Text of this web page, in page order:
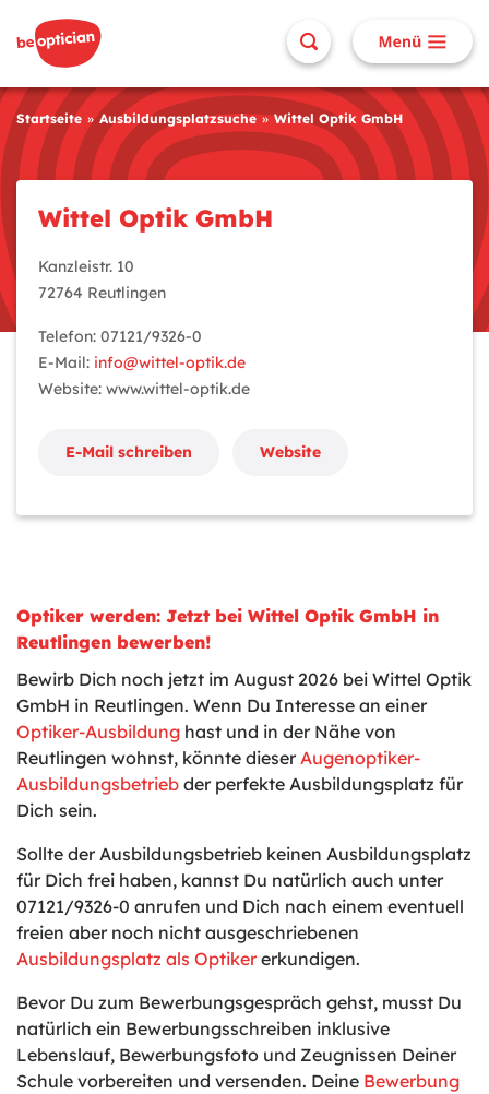
Startseite Ausbildungsplatzsuche Wittel Optik GmbH
Wittel Optik GmbH
Kanzleistr. 10
72764 Reutlingen
Telefon: 07121/9326-0
E-Mail: info@wittel-optik.de
Website: www.wittel-optik.de
E-Mail schreiben Website
Optiker werden: Jetzt bei Wittel Optik GmbH in
Reutlingen bewerben!
Bewirb Dich noch jetzt im August 2026 bei Wittel Optik
GmbH in Reutlingen. Wenn Du Interesse an einer
Optiker-Ausbildung hast und in der Nähe von
Reutlingen wohnst, könnte dieser Augenoptiker-
Ausbildungsbetrieb der perfekte Ausbildungsplatz für
Dich sein.
Sollte der Ausbildungsbetrieb keinen Ausbildungsplatz
für Dich frei haben, kannst Du natürlich auch unter
07121/9326-0 anrufen und Dich nach einem eventuell
freien aber noch nicht ausgeschriebenen
Ausbildungsplatz als Optiker erkundigen.
Bevor Du zum Bewerbungsgespräch gehst, musst Du
natürlich ein Bewerbungsschreiben inklusive
Lebenslauf, Bewerbungsfoto und Zeugnissen Deiner
Schule vorbereiten und versenden. Deine Bewerbung